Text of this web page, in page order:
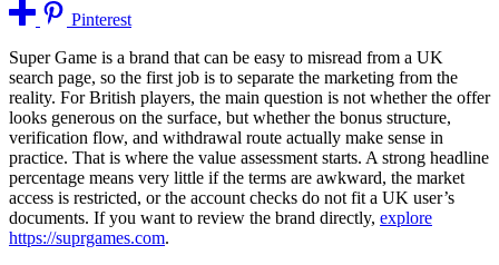
Pinterest
Super Game is a brand that can be easy to misread from a UK
search page, so the first job is to separate the marketing from the
reality. For British players, the main question is not whether the offer
looks generous on the surface, but whether the bonus structure,
verification flow, and withdrawal route actually make sense in
practice. That is where the value assessment starts. A strong headline
percentage means very little if the terms are awkward, the market
access is restricted, or the account checks do not fit a UK user’s
documents. If you want to review the brand directly, explore
https://suprgames.com.